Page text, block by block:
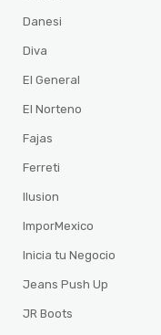
Danesi
Diva
El General
El Norteno
Fajas
Ferreti
Ilusion
ImporMexico
Inicia tu Negocio
Jeans Push Up
JR Boots